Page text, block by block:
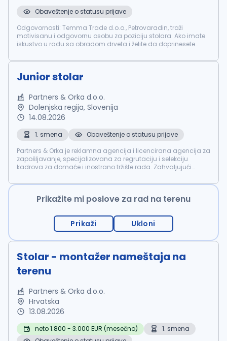
Obaveštenje o statusu prijave
Odgovornosti: Temma Trade d.o.o., Petrovaradin, traži
motivisanu i odgovornu osobu za poziciju stolara. Ako imate
iskustvo u radu sa obradom drveta i želite da doprinesete
svoje veštin...
Junior stolar
Partners & Orka d.o.o.
Dolenjska regija, Slovenija
14.08.2026
1. smena
Obaveštenje o statusu prijave
Partners & Orka je reklamna agencija i licencirana agencija za
zapošljavanje, specijalizovana za regrutaciju i selekciju
kadrova za domaće i inostrano tržište rada. Zahvaljujući
kompanijama, uspešno po...
Prikažite mi poslove za rad na terenu
Prikaži Ukloni
Stolar - montažer nameštaja na
terenu
Partners & Orka d.o.o.
Hrvatska
13.08.2026
neto 1.800 - 3.000 EUR (mesečno)
1. smena